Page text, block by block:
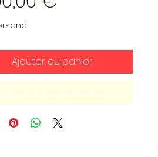
Ajouter au panier